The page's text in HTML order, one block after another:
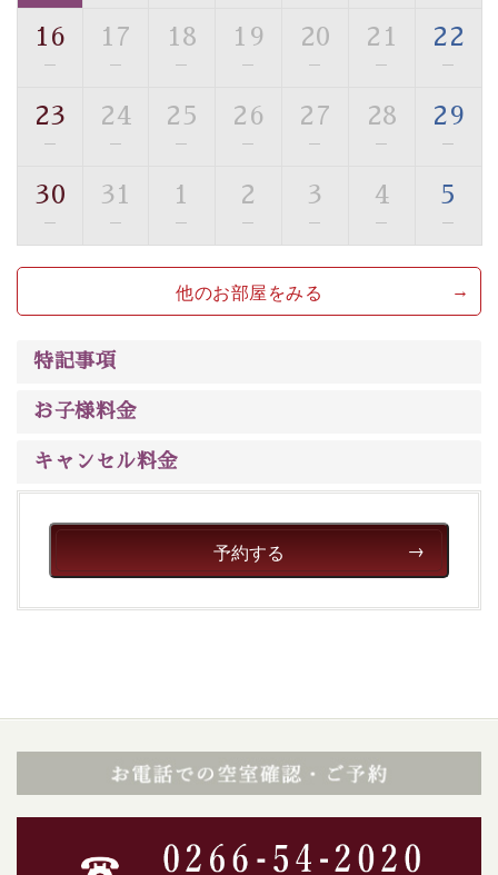
【お食事】
・個室料亭で個室食
・朝食はこだわりの味噌汁をはじめとした和定食
【温泉】
の効果が高い、極めて希有な源泉です。身も心も癒され
るご入浴をお愉しみください。
■お座敷風呂（大浴場）
温泉の成分に合わせ、防菌防カビの特殊素材の畳を使
用。 足元が柔らかく、そして滑りにくい畳のお風呂で
※男性大浴場までのご移動には階段がございます。 予め
眺望はございませんが、源泉掛け流しの温泉の質を楽し
む貸切温泉風呂です。ゆったりといやされるプライベー
トな空間をお愉しみください。
【旅】
■諏訪大社4社を巡る無料参拝バス
※交通規制などにより運行できない日がございます
※年末年始及び御柱祭前後は運行しておりません
で心癒されます。
16
—
17
—
18
—
19
—
20
—
21
—
22
—
23
—
24
—
25
—
26
—
27
—
28
—
29
—
30
—
31
—
1
—
2
—
3
—
4
—
5
—
他のお部屋をみる
特記事項
お子様料金
キャンセル料金
予約する